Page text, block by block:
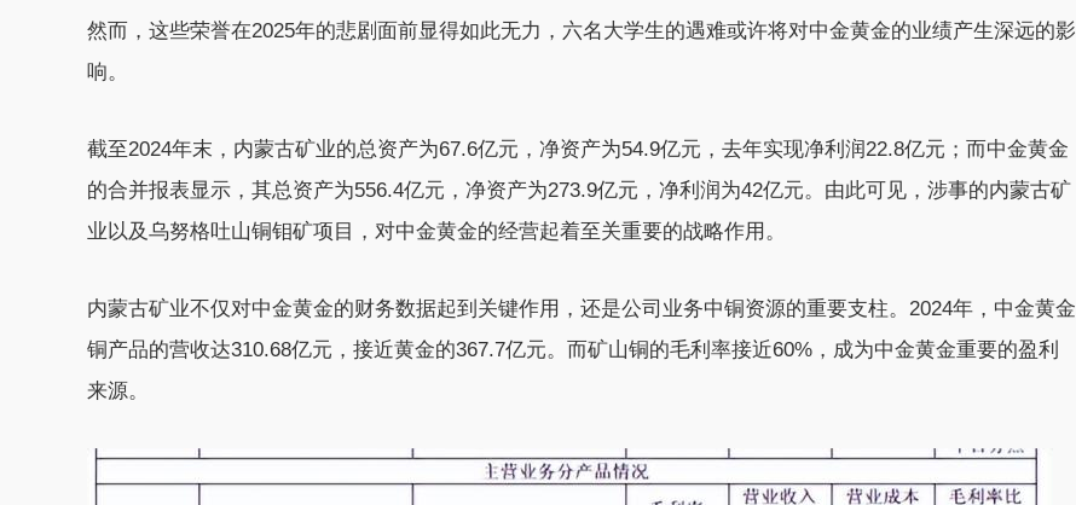
然而，这些荣誉在2025年的悲剧面前显得如此无力，六名大学生的遇难或许将对中金黄金的业绩产生深远的影
响。
截至2024年末，内蒙古矿业的总资产为67.6亿元，净资产为54.9亿元，去年实现净利润22.8亿元；而中金黄金
的合并报表显示，其总资产为556.4亿元，净资产为273.9亿元，净利润为42亿元。由此可见，涉事的内蒙古矿
业以及乌努格吐山铜钼矿项目，对中金黄金的经营起着至关重要的战略作用。
内蒙古矿业不仅对中金黄金的财务数据起到关键作用，还是公司业务中铜资源的重要支柱。2024年，中金黄金
铜产品的营收达310.68亿元，接近黄金的367.7亿元。而矿山铜的毛利率接近60%，成为中金黄金重要的盈利
来源。